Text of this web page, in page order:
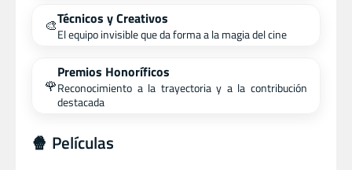
🎨Técnicos y Creativos
El equipo invisible que da forma a la magia del cine
🌹
Premios Honoríficos
Reconocimiento a la trayectoria y a la contribución
destacada
🍿 Películas